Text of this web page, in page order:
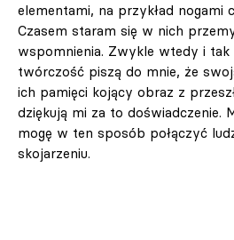
elementami, na przykład nogami
Czasem staram się w nich
wspomnienia. Zwykle wtedy i
twórczość piszą do mnie, że
ich pamięci kojący obraz z
dziękują mi za to doświadczenie.
mogę w ten sposób połączyć
skojarzeniu.